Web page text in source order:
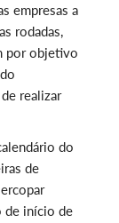
empresas a
rodadas,
por objetivo
realizar
do
de
de início de